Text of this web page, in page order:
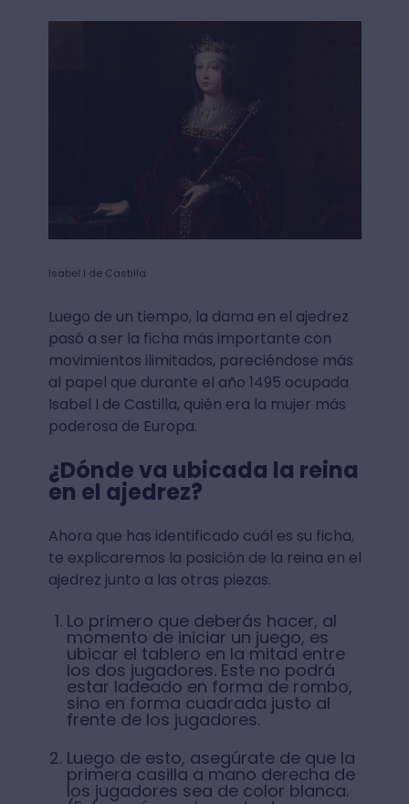
Isabel I de Castilla
Luego de un tiempo, la dama en el ajedrez
pasó a ser la ficha más importante con
movimientos ilimitados, pareciéndose más
al papel que durante el año 1495 ocupada
Isabel I de Castilla, quién era la mujer más
poderosa de Europa.
¿Dónde va ubicada la reina
en el ajedrez?
Ahora que has identificado cuál es su ficha,
te explicaremos la posición de la reina en el
ajedrez junto a las otras piezas.
Lo primero que deberás hacer, al
momento de iniciar un juego, es
ubicar el tablero en la mitad entre
los dos jugadores. Este no podrá
estar ladeado en forma de rombo,
sino en forma cuadrada justo al
frente de los jugadores.
Luego de esto, asegúrate de que la
primera casilla a mano derecha de
los jugadores sea de color blanca.